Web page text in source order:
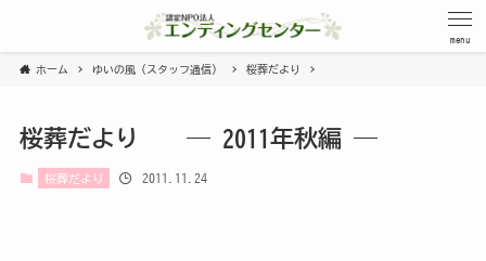
menu
ホーム ゆいの風（スタッフ通信） 桜葬だより
桜葬だより ― 2011年秋編 ―
桜葬だより 2011.11.24